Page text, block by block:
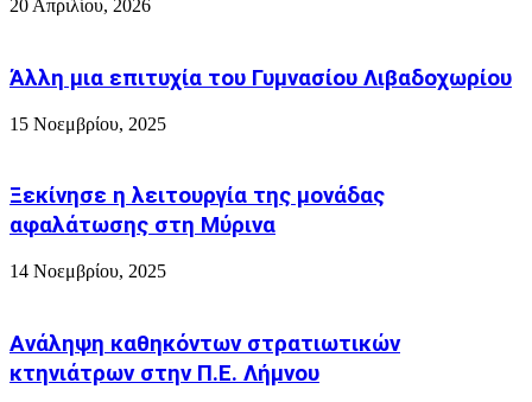
Η
απόγευμα
το
20 Απριλίου, 2026
Άλλη μια επιτυχία του Γυμνασίου Λιβαδοχωρίου
15 Νοεμβρίου, 2025
Ξεκίνησε η λειτουργία της μονάδας
αφαλάτωσης στη Μύρινα
14 Νοεμβρίου, 2025
Ανάληψη καθηκόντων στρατιωτικών
κτηνιάτρων στην Π.Ε. Λήμνου